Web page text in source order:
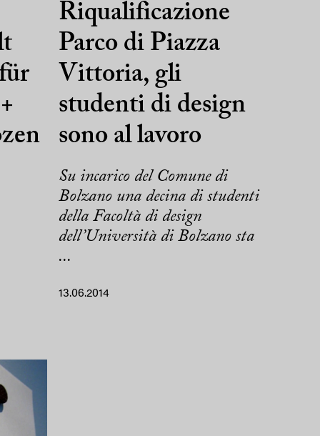
Riqualificazione
Parco di Piazza
Vittoria, gli
studenti di design
sono al lavoro
Su incarico del Comune di
Bolzano una decina di studenti
della Facoltà di design
dell’Università di Bolzano sta
...
13.06.2014